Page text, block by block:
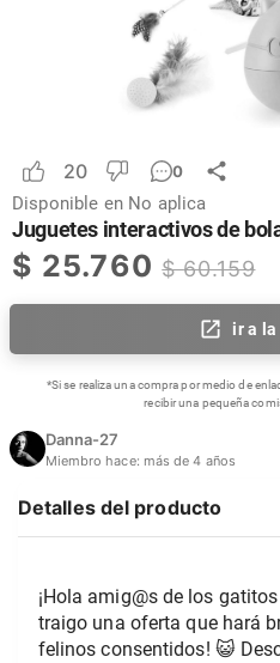
20 0
Disponible en No aplica
Juguetes interactivos de
$ 25.760 $60.159
ir a
*Si se realiza una compra por medio de
recibir una pequeña
Danna-27
Miembro hace: más de 4 años
Detalles del producto
¡Hola amig@s de los
traigo una oferta que hará
felinos consentidos! 😺